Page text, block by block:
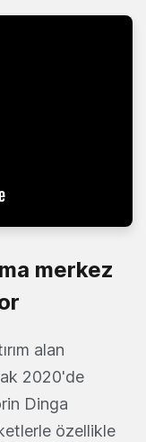
merkez
alan
2020'de
Dinga
özellikle